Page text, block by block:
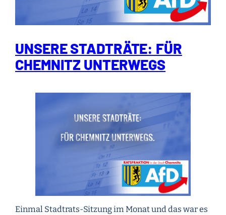
UNSERE STADTRÄTE: FÜR
CHEMNITZ UNTERWEGS
Einmal Stadtrats-Sitzung im Monat und das war es